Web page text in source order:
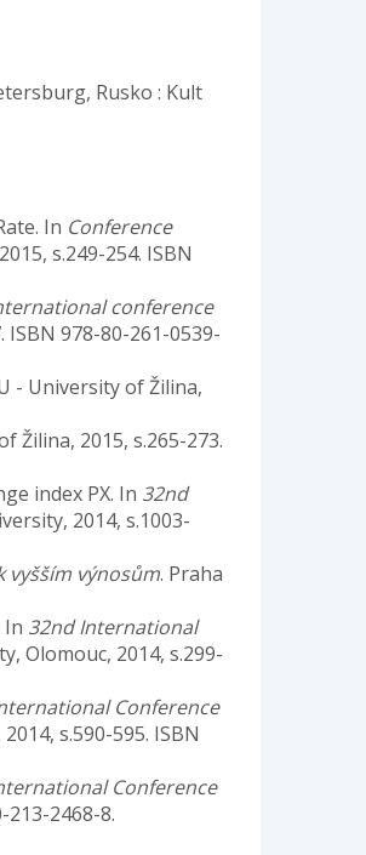
Rusko : Kult
In Conference
s.249-254. ISBN
conference
ISBN 978-80-261-0539-
- University of Žilina,
Žilina, 2015, s.265-273.
index PX. In 32nd
2014, s.1003-
vyšším výnosům. Praha
In 32nd International
Olomouc, 2014, s.299-
Conference
s.590-595. ISBN
Conference
213-2468-8.